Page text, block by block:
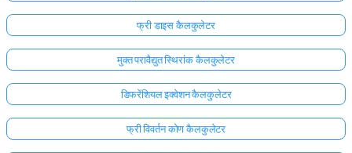
फ्री डाइस कैलकुलेटर
मुक्त परावैद्युत स्थिरांक कैलकुलेटर
डिफरेंशियल इक्वेशन कैलकुलेटर
फ्री विवर्तन कोण कैलकुलेटर